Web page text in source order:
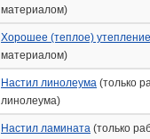
материалом)
Хорошее (теплое)
материалом)
Настил линолеума (только
линолеума)
Настил ламината (только